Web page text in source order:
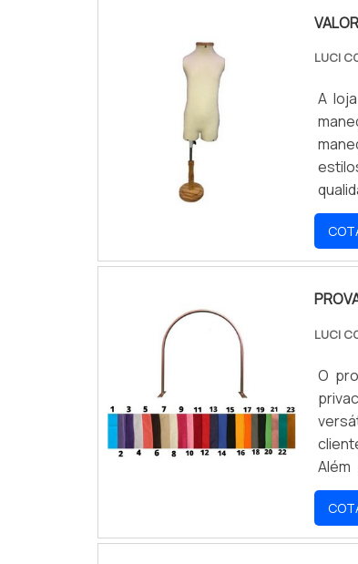
LUCI
A
LUCI
O